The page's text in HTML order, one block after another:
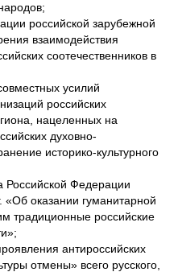
российской зарубежной
взаимодействия
соотечественников в
усилий
российских
нацеленных на
духовно-
историко-культурного
Российской Федерации
«Об оказании гуманитарной
традиционные российские
антироссийских
отмены» всего русского,